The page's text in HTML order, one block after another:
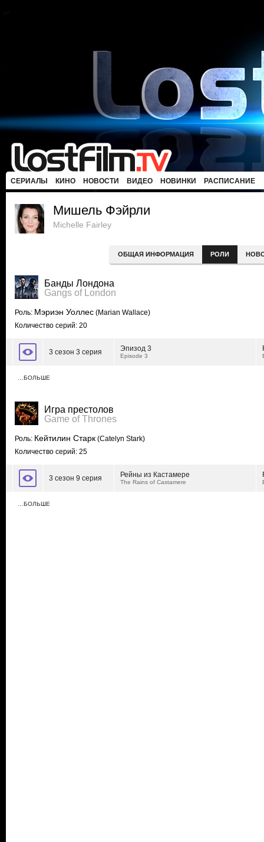
СЕРИАЛЫ КИНО НОВОСТИ ВИДЕО НОВИНКИ РАСПИСАНИЕ
Мишель Фэйрли
Michelle Fairley
ОБЩАЯ ИНФОРМАЦИЯ РОЛИ
Банды Лондона
Gangs of London
Роль: Мэриэн Уоллес (Marian Wallace)
Количество серий: 20
3 сезон 3 серия Эпизод 3
Episode 3
…БОЛЬШЕ
Игра престолов
Game of Thrones
Роль: Кейтилин Старк (Catelyn Stark)
Количество серий: 25
3 сезон 9 серия Рейны из Кастамере
The Rains of Castamere
…БОЛЬШЕ